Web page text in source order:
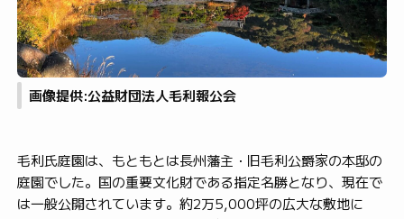
画像提供:公益財団法人毛利報公会
毛利氏庭園は、もともとは長州藩主・旧毛利公爵家の本邸の
庭園でした。国の重要文化財である指定名勝となり、現在で
は一般公開されています。約2万5,000坪の広大な敷地に